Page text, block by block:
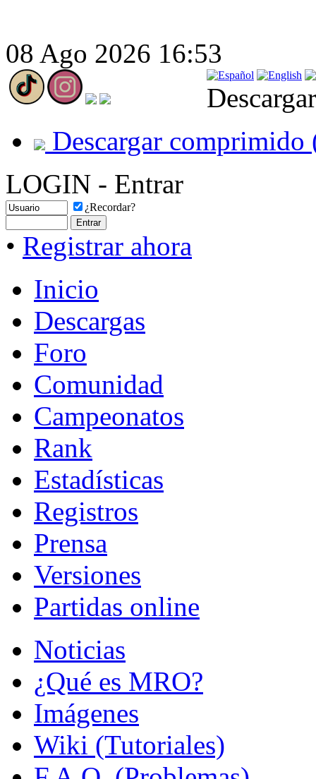
08 Ago 2026 16:53
Descargar comprimido
LOGIN - Entrar
¿Recordar?
• Registrar ahora
Inicio
Descargas
Foro
Comunidad
Campeonatos
Rank
Estadísticas
Registros
Prensa
Versiones
Partidas online
Noticias
¿Qué es MRO?
Imágenes
Wiki (Tutoriales)